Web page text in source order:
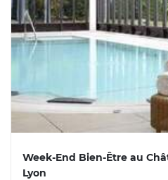
Week-End Bien-Être au
Lyon